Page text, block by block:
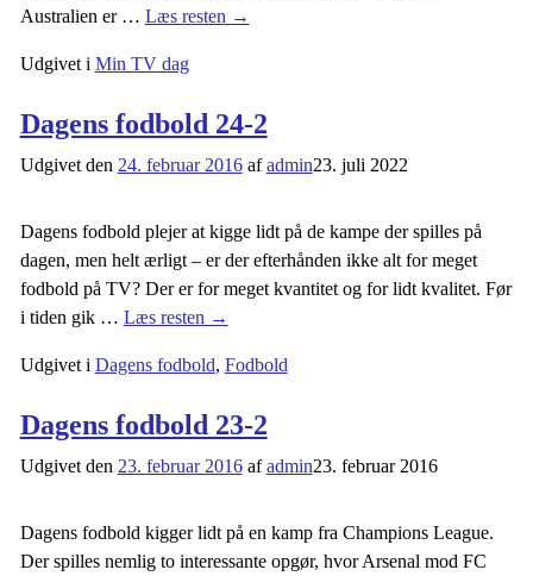
Australien er … Læs resten →
Udgivet i Min TV dag
Dagens fodbold 24-2
Udgivet den 24. februar 2016 afadmin23. juli 2022
Dagens fodbold plejer at kigge lidt på de kampe der spilles på
dagen, men helt ærligt – er der efterhånden ikke alt for meget
fodbold på TV? Der er for meget kvantitet og for lidt kvalitet. Før
i tiden gik … Læs resten →
Udgivet i Dagens fodbold, Fodbold
Dagens fodbold 23-2
Udgivet den 23. februar 2016 afadmin23. februar 2016
Dagens fodbold kigger lidt på en kamp fra Champions League.
Der spilles nemlig to interessante opgør, hvor Arsenal mod FC